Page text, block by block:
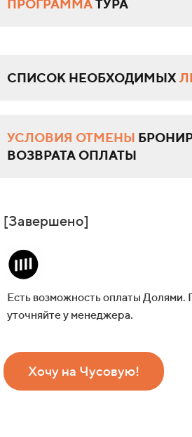
ПРОГРАММАТУРА
СПИСОК НЕОБХОДИМЫХ
УСЛОВИЯ ОТМЕНЫ
ВОЗВРАТА ОПЛАТЫ
[Завершено]
Есть возможность оплаты Долями.
уточняйте у менеджера.
Хочу на Чусовую!